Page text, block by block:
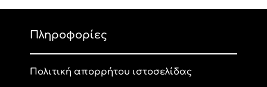
Πληροφορίες
Πολιτική απορρήτου ιστοσελίδας